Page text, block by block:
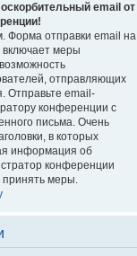
email от
Форма отправки email на
меры
отправляющих
Отправьте email-
конференции с
письма. Очень
в которых
информация об
конференции
принять меры.